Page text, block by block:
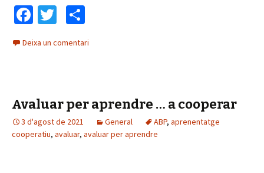
Fa
b
k
T
tt
o
m
te
ix
Deixa un comentari
Avaluar per aprendre … a cooperar
3 d'agost de 2021 General ABP, aprenentatge
cooperatiu, avaluar, avaluar per aprendre